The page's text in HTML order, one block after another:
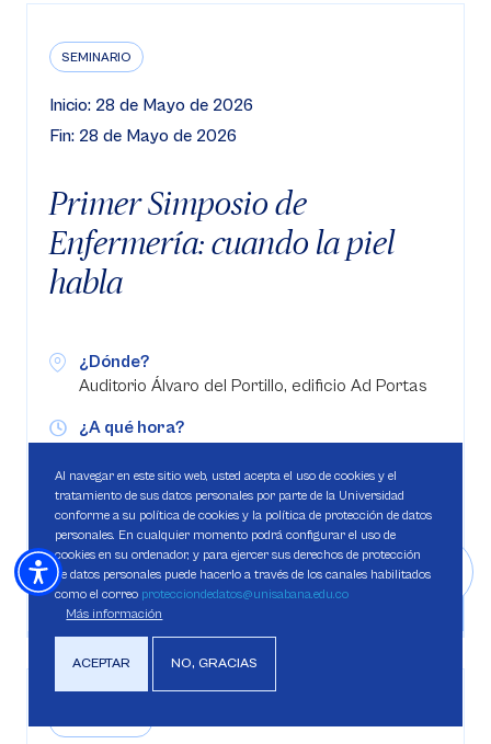
SEMINARIO
Inicio: 28 de Mayo de 2026
Fin: 28 de Mayo de 2026
Primer Simposio de
Enfermería: cuando la piel
habla
¿Dónde?
Auditorio Álvaro del Portillo, edificio Ad Portas
¿A qué hora?
SEMINARIO
Dirigido a: Estudiantes Público general
Al navegar en este sitio web, usted acepta el uso de cookies y el
tratamiento de sus datos personales por parte de la Universidad
conforme a su política de cookies y la política de protección de datos
personales. En cualquier momento podrá configurar el uso de
cookies en su ordenador, y para ejercer sus derechos de protección
de datos personales puede hacerlo a través de los canales habilitados
como el correo protecciondedatos@unisabana.edu.co
Más información
ACEPTAR NO, GRACIAS